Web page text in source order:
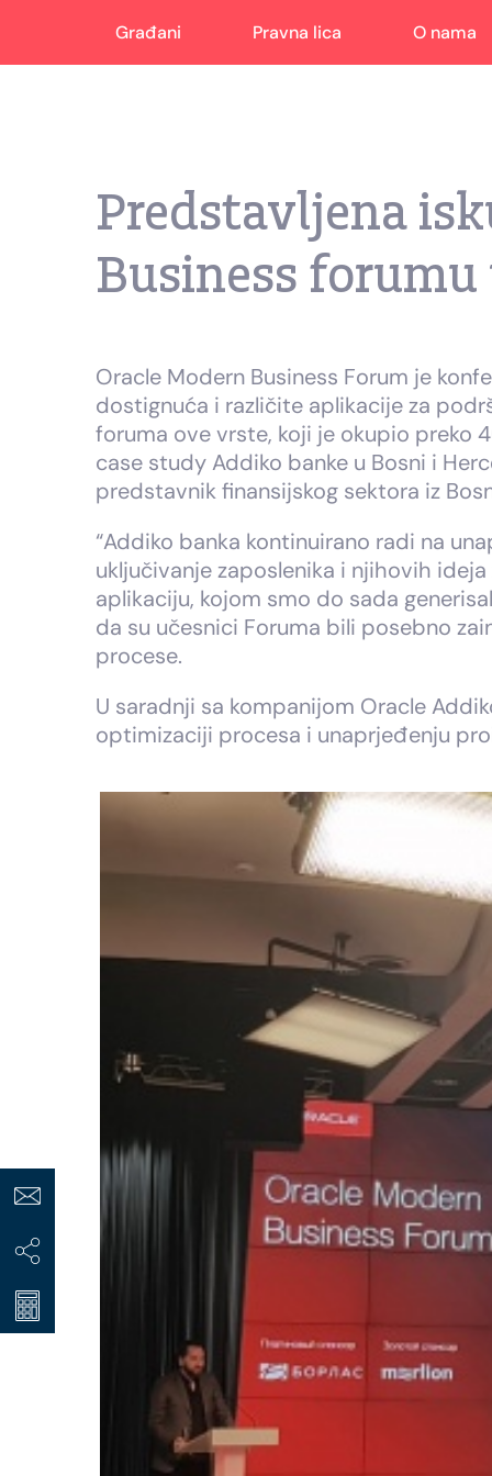
Građani Pravna lica O nama
Predstavljena
Business
Oracle Modern Business Forum je
dostignuća i različite aplikacije za
foruma ove vrste, koji je okupio preko
case study Addiko banke u Bosni i
predstavnik finansijskog sektora iz
“Addiko banka kontinuirano radi na
uključivanje zaposlenika i njihovih
aplikaciju, kojom smo do sada
da su učesnici Foruma bili posebno
procese.
U saradnji sa kompanijom Oracle
optimizaciji procesa i unaprjeđenju